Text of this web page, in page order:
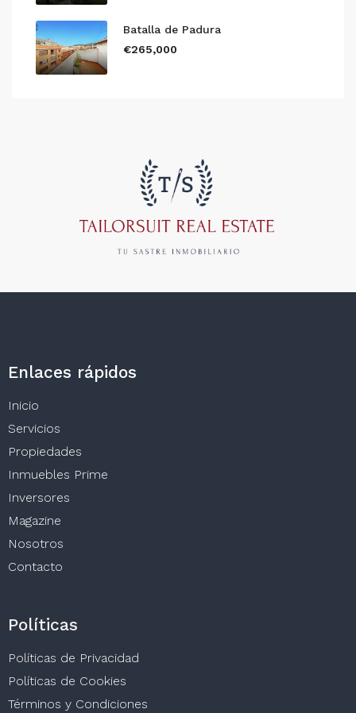
Batalla de Padura
€265,000
Enlaces rápidos
Inicio
Servicios
Propiedades
Inmuebles Prime
Inversores
Magazine
Nosotros
Contacto
Políticas
Políticas de Privacidad
Políticas de Cookies
Términos y Condiciones